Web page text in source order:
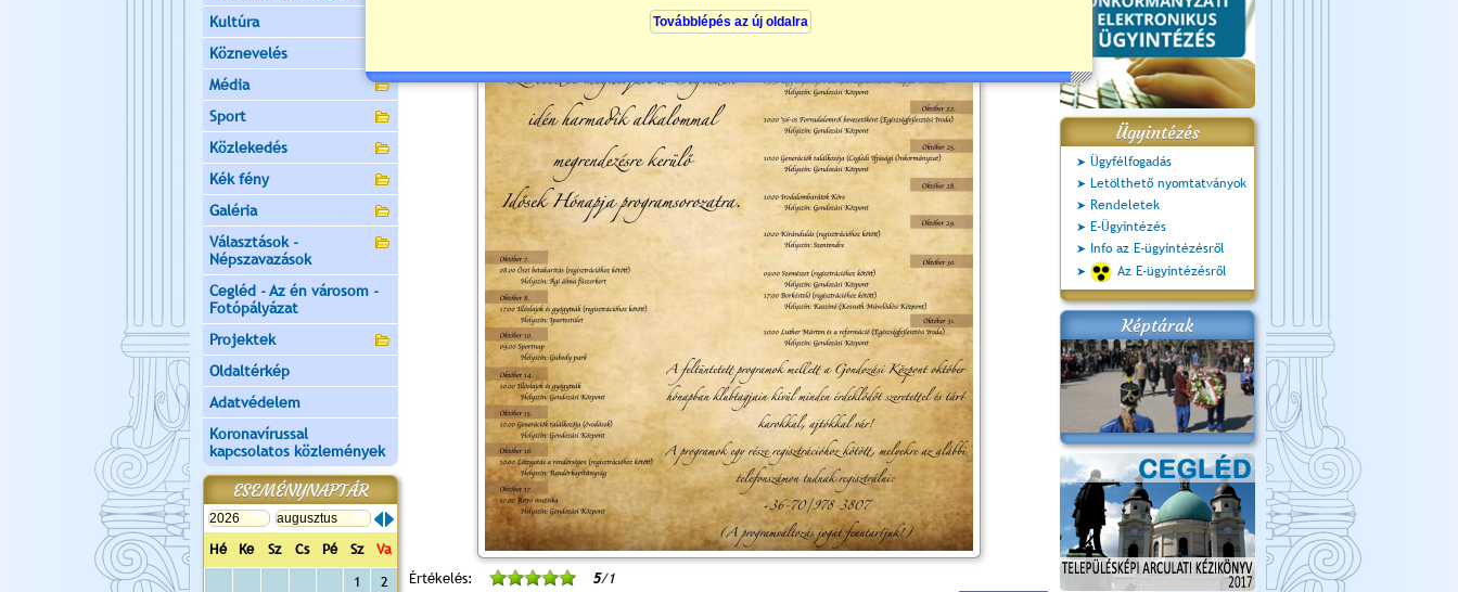
Kultúra
Köznevelés
Média
Sport
Közlekedés
Kék fény
Galéria
Választások -
Népszavazások
Cegléd - Az én városom -
Fotópályázat
Projektek
Oldaltérkép
Adatvédelem
Koronavírussal
kapcsolatos közlemények
ESEMÉNYNAPTÁR
Hé Ke Sz Cs Pé Sz
Va
1
2
Értékelés: 5/1
Ügyintézés
Ügyfélfogadás
Letölthető nyomtatványok
Rendeletek
E-Ügyintézés
Info az E-ügyintézésről
Az E-ügyintézésről
Képtárak